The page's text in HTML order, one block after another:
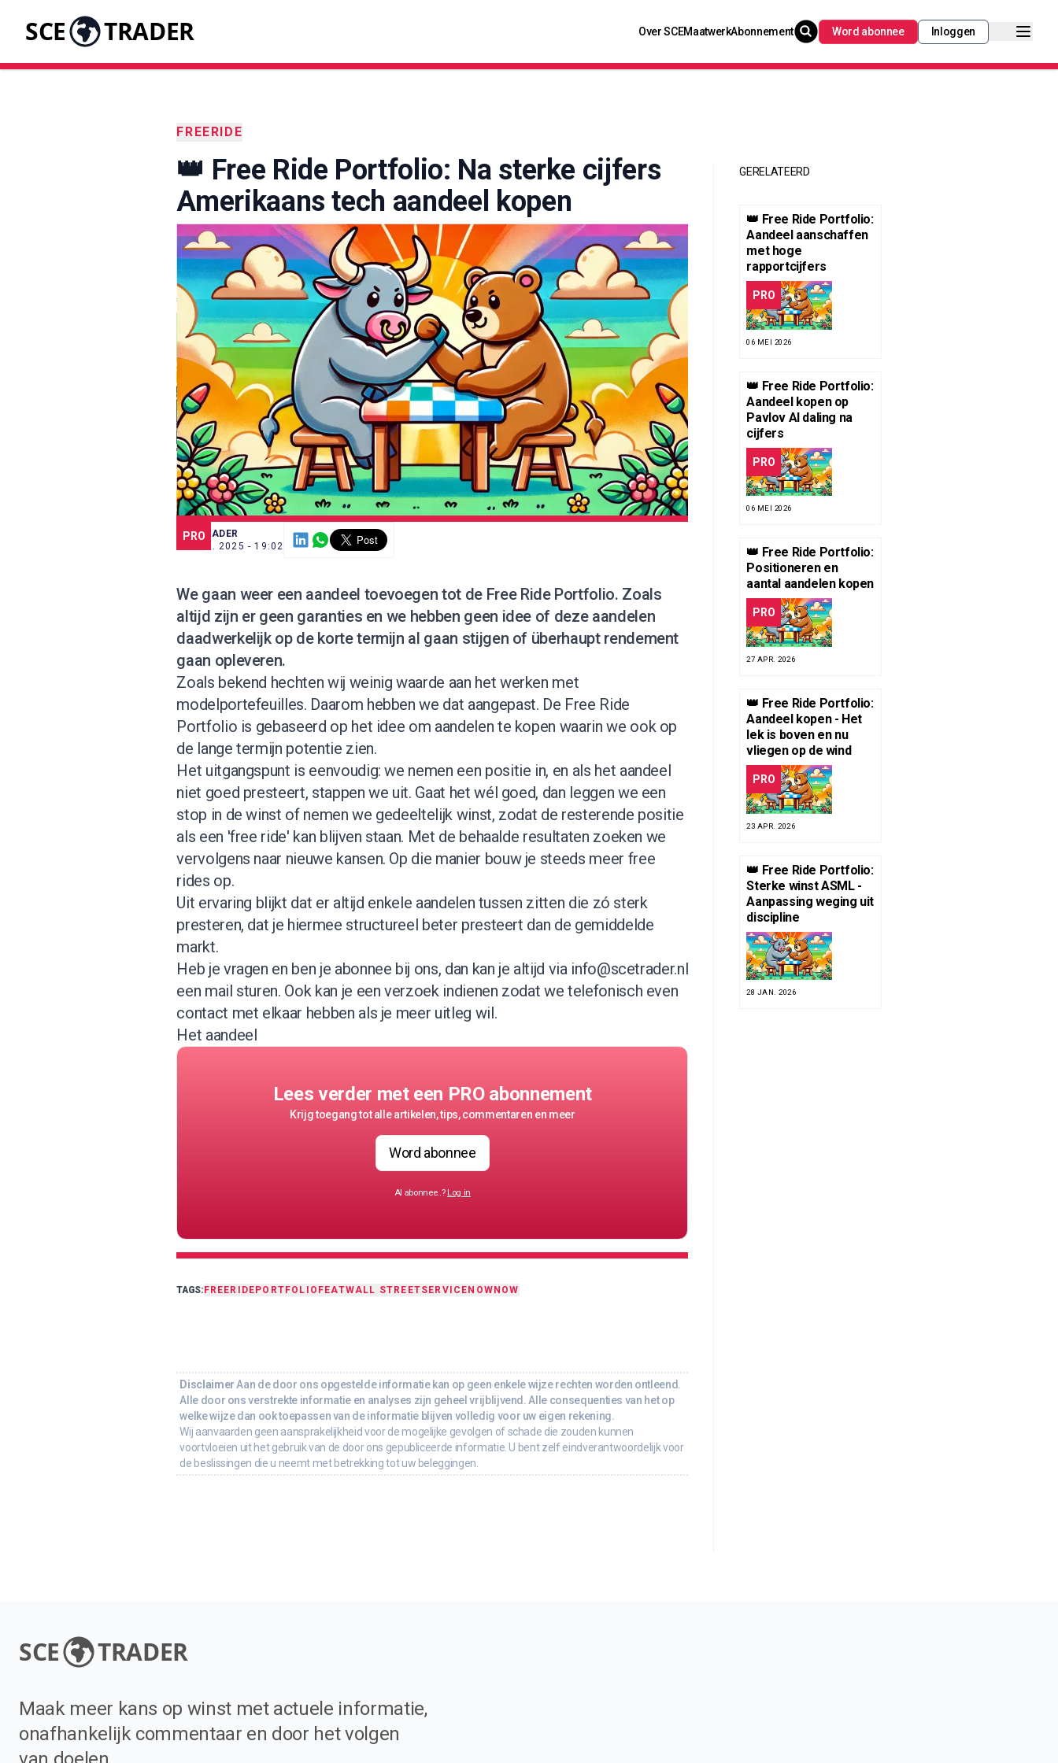
SCE TRADER Over SCEMaatwerkAbonnement Word abonnee Inloggen
FREERIDE
👑 Free Ride Portfolio: Na sterke cijfers
Amerikaans tech aandeel kopen
PRO
SCE TRADER
24 JUL. 2025 - 19:02
We gaan weer een aandeel toevoegen tot de Free Ride Portfolio. Zoals
altijd zijn er geen garanties en we hebben geen idee of deze aandelen
daadwerkelijk op de korte termijn al gaan stijgen of überhaupt rendement
gaan opleveren.
Zoals bekend hechten wij weinig waarde aan het werken met
modelportefeuilles. Daarom hebben we dat aangepast. De Free Ride
Portfolio is gebaseerd op het idee om aandelen te kopen waarin we ook op
de lange termijn potentie zien.
Het uitgangspunt is eenvoudig: we nemen een positie in, en als het aandeel
niet goed presteert, stappen we uit. Gaat het wél goed, dan leggen we een
stop in de winst of nemen we gedeeltelijk winst, zodat de resterende positie
als een 'free ride' kan blijven staan. Met de behaalde resultaten zoeken we
vervolgens naar nieuwe kansen. Op die manier bouw je steeds meer free
rides op.
Uit ervaring blijkt dat er altijd enkele aandelen tussen zitten die zó sterk
presteren, dat je hiermee structureel beter presteert dan de gemiddelde
markt.
Heb je vragen en ben je abonnee bij ons, dan kan je altijd via info@scetrader.nl
een mail sturen. Ook kan je een verzoek indienen zodat we telefonisch even
contact met elkaar hebben als je meer uitleg wil.
Het aandeel
Lees verder met een PRO abonnement
Krijg toegang tot alle artikelen, tips, commentaren en meer
Word abonnee
Al abonnee..? Log in
TAGS: FREERIDE PORTFOLIO FEATWALL STREETSERVICENOW NOW
DisclaimerAan de door ons opgestelde informatie kan op geen enkele wijze rechten worden ontleend.
Alle door ons verstrekte informatie en analyses zijn geheel vrijblijvend. Alle consequenties van het op
welke wijze dan ook toepassen van de informatie blijven volledig voor uw eigen rekening.
Wij aanvaarden geen aansprakelijkheid voor de mogelijke gevolgen of schade die zouden kunnen
voortvloeien uit het gebruik van de door ons gepubliceerde informatie. U bent zelf eindverantwoordelijk voor
de beslissingen die u neemt met betrekking tot uw beleggingen.
GERELATEERD
👑 Free Ride Portfolio:
Aandeel aanschaffen
met hoge
rapportcijfers
PRO
06 MEI 2026
👑 Free Ride Portfolio:
Aandeel kopen op
Pavlov AI daling na
cijfers
PRO
06 MEI 2026
👑 Free Ride Portfolio:
Positioneren en
aantal aandelen kopen
PRO
27 APR. 2026
👑 Free Ride Portfolio:
Aandeel kopen - Het
lek is boven en nu
vliegen op de wind
PRO
23 APR. 2026
👑 Free Ride Portfolio:
Sterke winst ASML -
Aanpassing weging uit
discipline
28 JAN. 2026
SCE TRADER
Maak meer kans op winst met actuele informatie,
onafhankelijk commentaar en door het volgen